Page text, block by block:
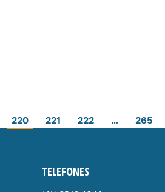
220 221 222 … 265
TELEFONES